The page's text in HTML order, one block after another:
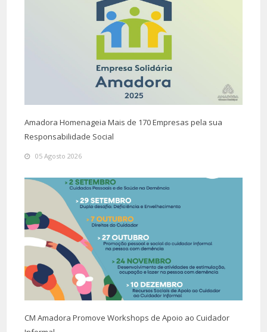
Amadora Homenageia Mais de 170 Empresas pela sua
Responsabilidade Social
05 Agosto 2026
CM Amadora Promove Workshops de Apoio ao Cuidador